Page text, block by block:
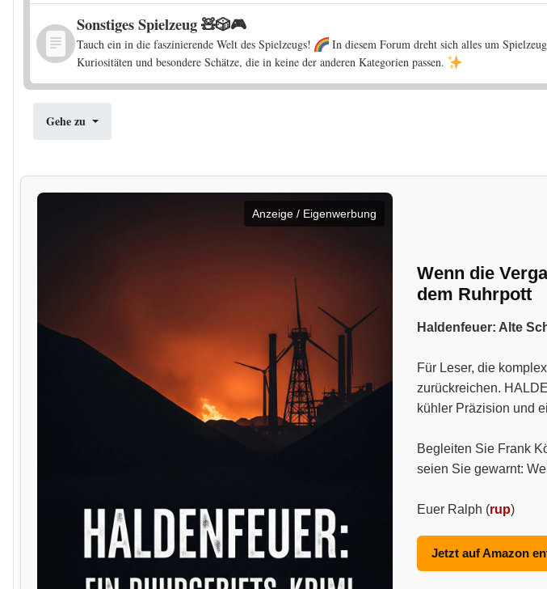
Sonstiges Spielzeug 🧸🎲🎮
Tauch ein in die faszinierende Welt des Spielzeugs!
In diesem Forum dreht sich alles um
Kuriositäten und besondere Schätze, die in keine der anderen Kategorien passen.
Gehe zu
Anzeige / Eigenwerbung
Wenn die
dem Ruhrpott
Haldenfeuer: Alte
Für Leser, die
zurückreichen.
kühler Präzision und
Begleiten Sie Frank
seien Sie gewarnt:
Euer Ralph (rup)
Jetzt auf Amazon